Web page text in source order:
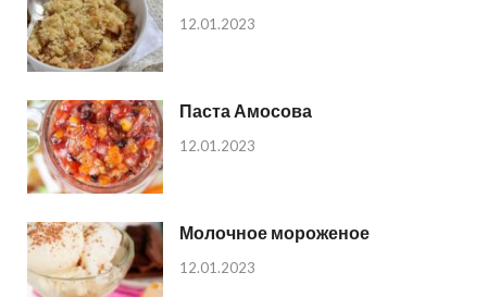
12.01.2023
Паста Амосова
12.01.2023
Молочное мороженое
12.01.2023